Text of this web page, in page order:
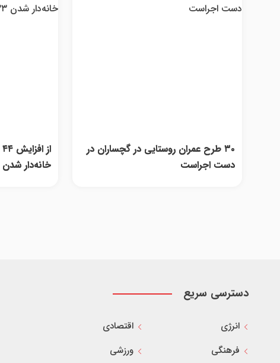
۳۰ طرح عمران روستایی در گچساران در
دست اجراست
خانه‌دار شدن ۳۳ هزار مددجو
دسترسی سریع
انرژی
اقتصادی
فرهنگی
ورزشی